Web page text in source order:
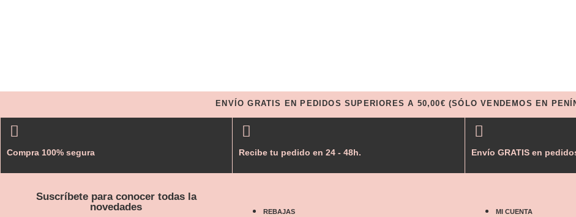
ENVÍO GRATIS EN PEDIDOS SUPERIORES A 50,00€ (SÓLO VENDEMOS EN
Compra 100% segura Recibe tu pedido en 24 - 48h. Envío GRATIS en
Suscríbete para conocer todas la
novedades
REBAJAS MI CUENTA